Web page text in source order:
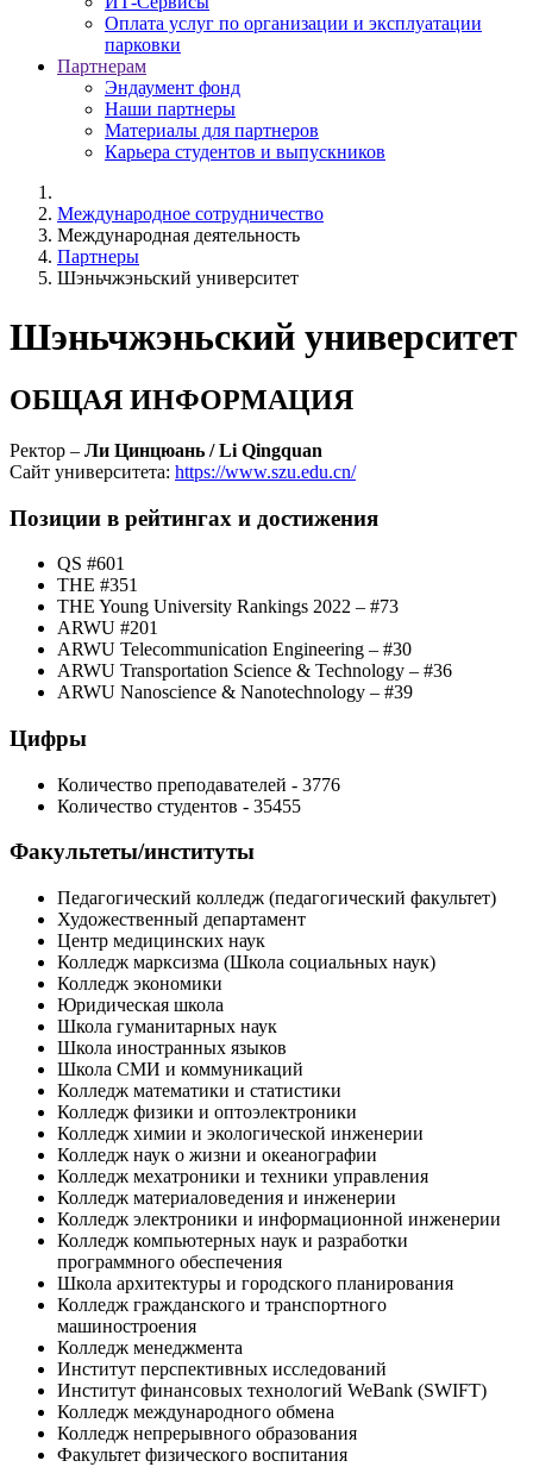
Оплата услуг по организации и эксплуатации
парковки
Партнерам
Эндаумент фонд
Наши партнеры
Материалы для партнеров
Карьера студентов и выпускников
Международное сотрудничество
Международная деятельность
Партнеры
Шэньчжэньский университет
Шэньчжэньский университет
ОБЩАЯ ИНФОРМАЦИЯ
Ректор – Ли Цинцюань / Li Qingquan
Сайт университета: https://www.szu.edu.cn/
Позиции в рейтингах и достижения
QS #601
THE #351
THE Young University Rankings 2022 – #73
ARWU #201
ARWU Telecommunication Engineering – #30
ARWU Transportation Science & Technology – #36
ARWU Nanoscience & Nanotechnology – #39
Цифры
Количество преподавателей - 3776
Количество студентов - 35455
Факультеты/институты
Педагогический колледж (педагогический факультет)
Художественный департамент
Центр медицинских наук
Колледж марксизма (Школа социальных наук)
Колледж экономики
Юридическая школа
Школа гуманитарных наук
Школа иностранных языков
Школа СМИ и коммуникаций
Колледж математики и статистики
Колледж физики и оптоэлектроники
Колледж химии и экологической инженерии
Колледж наук о жизни и океанографии
Колледж мехатроники и техники управления
Колледж материаловедения и инженерии
Колледж электроники и информационной инженерии
Колледж компьютерных наук и разработки
программного обеспечения
Школа архитектуры и городского планирования
Колледж гражданского и транспортного
машиностроения
Колледж менеджмента
Институт перспективных исследований
Институт финансовых технологий WeBank (SWIFT)
Колледж международного обмена
Колледж непрерывного образования
Факультет физического воспитания